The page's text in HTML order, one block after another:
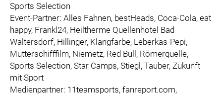
Sports Selection
Event-Partner: Alles Fahnen, bestHeads, Coca-Cola, eat
happy, Frankl24, Heiltherme Quellenhotel Bad
Waltersdorf, Hillinger, Klangfarbe, Leberkas-Pepi,
Mutterschifffilm, Niemetz, Red Bull, Römerquelle,
Sports Selection, Star Camps, Stiegl, Tauber, Zukunft
mit Sport
Medienpartner: 11teamsports, fanreport.com,